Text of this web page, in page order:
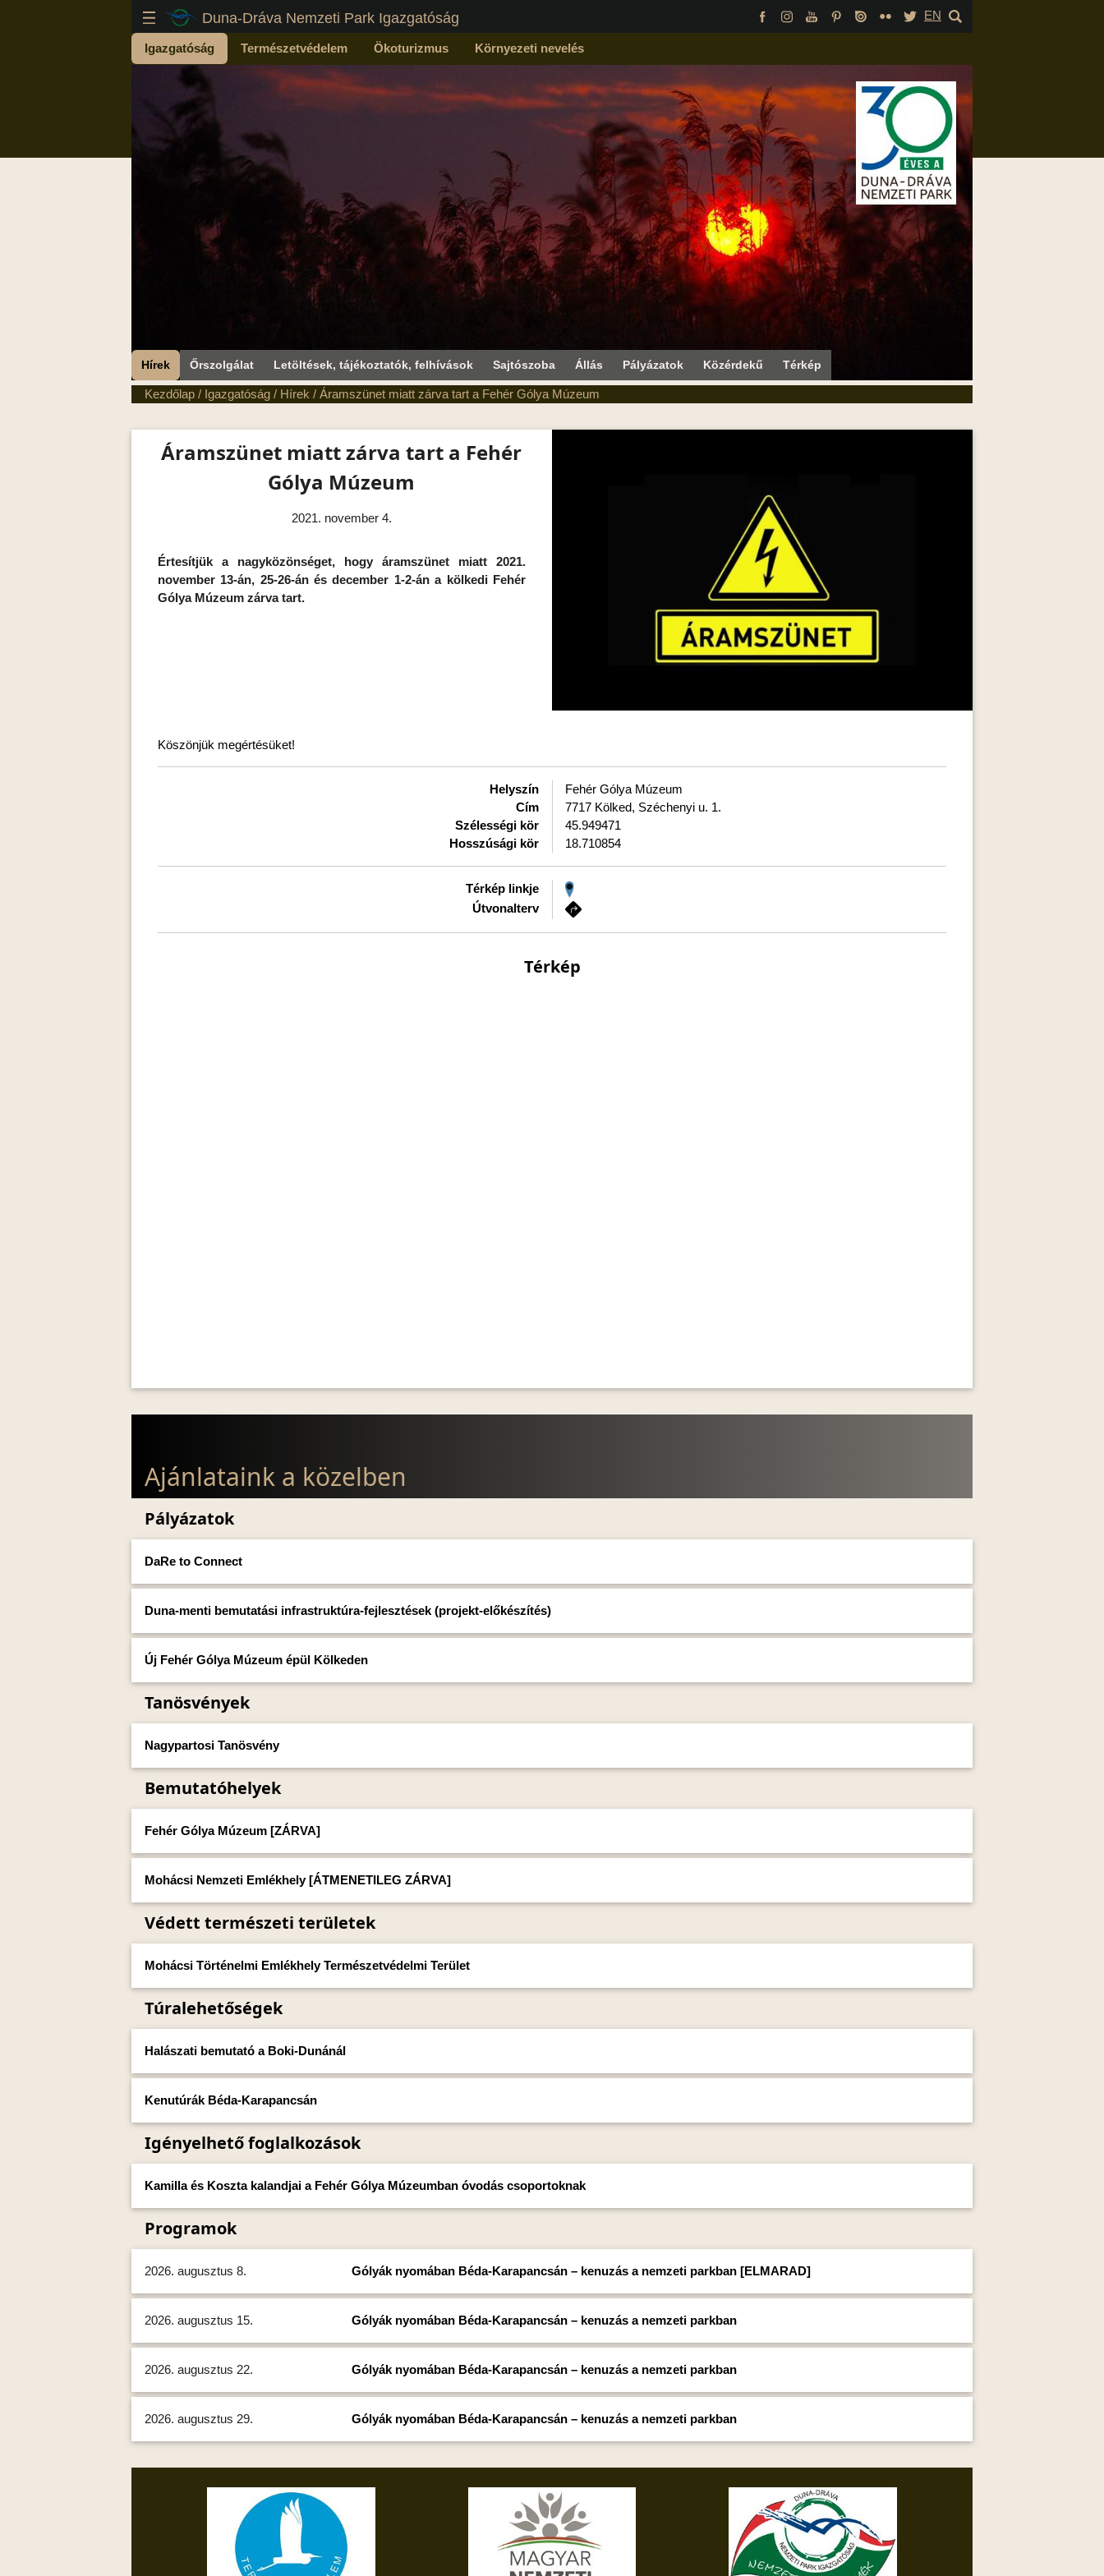
Duna-Dráva Nemzeti Park Igazgatóság EN
Igazgatóság Természetvédelem Ökoturizmus Környezeti nevelés
Hírek Őrszolgálat Letöltések, tájékoztatók, felhívások Sajtószoba Állás Pályázatok Közérdekű Térkép
Kezdőlap / Igazgatóság / Hírek / Áramszünet miatt zárva tart a Fehér Gólya Múzeum
Áramszünet miatt zárva tart a Fehér
Gólya Múzeum
2021. november 4.
Értesítjük a nagyközönséget, hogy áramszünet miatt 2021.
november 13-án, 25-26-án és december 1-2-án a kölkedi Fehér
Gólya Múzeum zárva tart.
Köszönjük megértésüket!
Helyszín
Fehér Gólya Múzeum
Cím
7717 Kölked, Széchenyi u. 1.
Szélességi kör
45.949471
Hosszúsági kör
18.710854
Térkép linkje
Útvonalterv
Térkép
Ajánlataink a közelben
Pályázatok
DaRe to Connect
Duna-menti bemutatási infrastruktúra-fejlesztések (projekt-előkészítés)
Új Fehér Gólya Múzeum épül Kölkeden
Tanösvények
Nagypartosi Tanösvény
Bemutatóhelyek
Fehér Gólya Múzeum [ZÁRVA]
Mohácsi Nemzeti Emlékhely [ÁTMENETILEG ZÁRVA]
Védett természeti területek
Mohácsi Történelmi Emlékhely Természetvédelmi Terület
Túralehetőségek
Halászati bemutató a Boki-Dunánál
Kenutúrák Béda-Karapancsán
Igényelhető foglalkozások
Kamilla és Koszta kalandjai a Fehér Gólya Múzeumban óvodás csoportoknak
Programok
2026. augusztus 8. Gólyák nyomában Béda-Karapancsán – kenuzás a nemzeti parkban [ELMARAD]
2026. augusztus 15. Gólyák nyomában Béda-Karapancsán – kenuzás a nemzeti parkban
2026. augusztus 22. Gólyák nyomában Béda-Karapancsán – kenuzás a nemzeti parkban
2026. augusztus 29. Gólyák nyomában Béda-Karapancsán – kenuzás a nemzeti parkban